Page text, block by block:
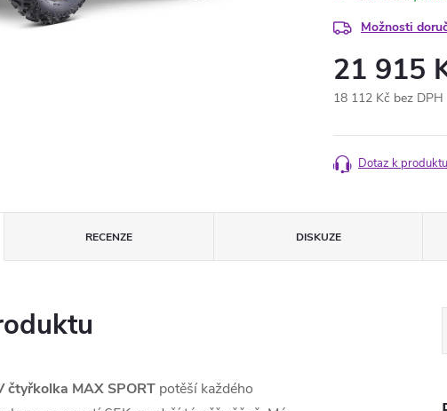
Možnosti
21 915
18 112 Kč bez DPH
cena:
Dotaz k produktu
RECENZE DISKUZE
čtyřkolka MAX SPORT potěší každého